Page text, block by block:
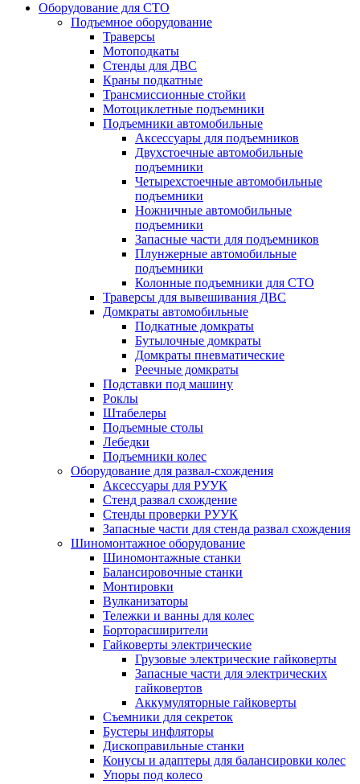
Оборудование для СТО
Подъемное оборудование
Траверсы
Мотоподкаты
Стенды для ДВС
Краны подкатные
Трансмиссионные стойки
Мотоциклетные подъемники
Подъемники автомобильные
Аксессуары для подъемников
Двухстоечные автомобильные
подъемники
Четырехстоечные автомобильные
подъемники
Ножничные автомобильные
подъемники
Запасные части для подъемников
Плунжерные автомобильные
подъемники
Колонные подъемники для СТО
Траверсы для вывешивания ДВС
Домкраты автомобильные
Подкатные домкраты
Бутылочные домкраты
Домкраты пневматические
Реечные домкраты
Подставки под машину
Роклы
Штабелеры
Подъемные столы
Лебедки
Подъемники колес
Оборудование для развал-схождения
Аксессуары для РУУК
Стенд развал схождение
Стенды проверки РУУК
Запасные части для стенда развал схождения
Шиномонтажное оборудование
Шиномонтажные станки
Балансировочные станки
Монтировки
Вулканизаторы
Тележки и ванны для колес
Борторасширители
Гайковерты электрические
Грузовые электрические гайковерты
Запасные части для электрических
гайковертов
Аккумуляторные гайковерты
Съемники для секреток
Бустеры инфляторы
Дископравильные станки
Конусы и адаптеры для балансировки колес
Упоры под колесо